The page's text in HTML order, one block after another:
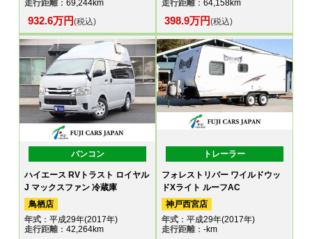
走行距離：69,244km
932.6万円(税込)
走行距離：64,158km
398.9万円(税込)
バンコン
ハイエース RVトラスト ロイヤル
J マックスファン 冷蔵庫
鳥栖店
年式 ：平成29年(2017年)
走行距離：42,264km
トレーラー
フォレストリバー ワイルドウッ
ドXライト ルーフAC
神戸西宮店
年式：平成29年(2017年)
走行距離：-km